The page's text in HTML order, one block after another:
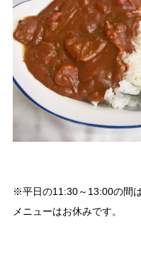
※平日の11:30～13:00の間
メニューはお休みです。